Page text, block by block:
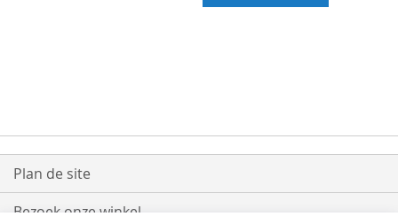
Plan de site
Bezoek onze winkel